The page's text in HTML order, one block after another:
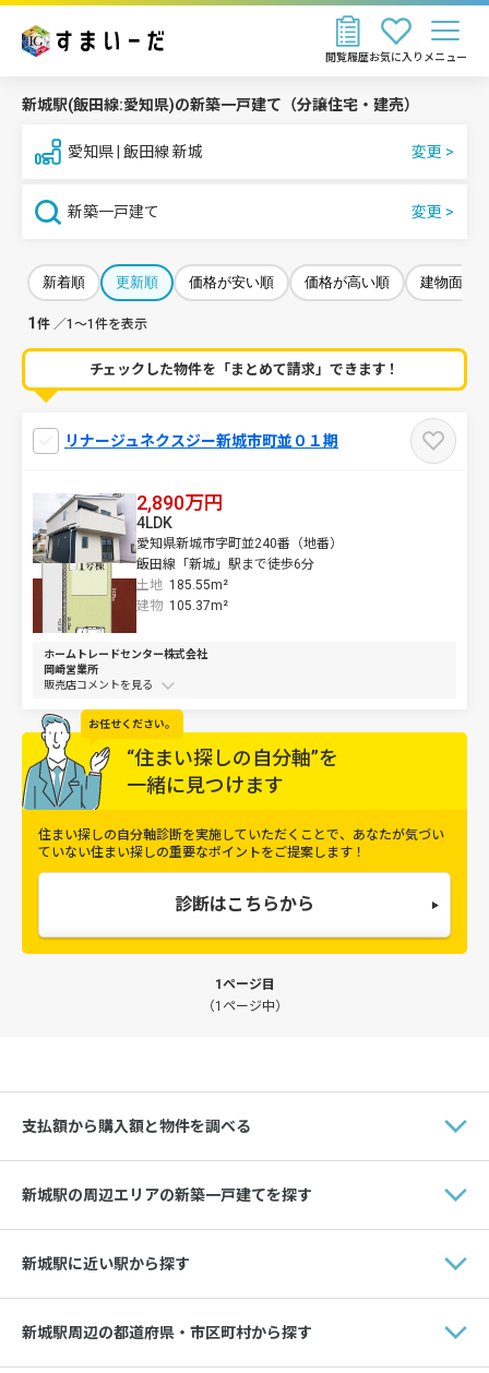
お気に入り
閲覧履歴 メニュー
新城駅(飯田線:愛知県)の新築一戸建て（分譲住宅・建売）
愛知県 | 飯田線 新城
新築一戸建て
新着順 更新順 価格が安い順 価格が高い順 建物面積
1 件 ／1～1件を表示
チェックした物件を「まとめて請求」できます！
リナージュネクスジー新城市町並０１期
2,890万円
愛知県新城市字町並240番（地番）
飯田線「新城」駅まで徒歩6分
土地 185.55m²
4LDK
建物 105.37m²
ホームトレードセンター株式会社
岡崎営業所
販売店コメントを
お任せください。
“住まい探しの自分軸”を
一緒に見つけます
住まい探しの自分軸診断を実施していただくことで、 あなたが気づい
ていない住まい探しの重要なポイントをご提案します！
診断はこちらから
1ページ目
（1ページ中）
支払額から購入額と物件を調べる
新城駅の周辺エリアの新築一戸建てを探す
新城駅に近い駅から探す
新城駅周辺の都道府県・市区町村から探す